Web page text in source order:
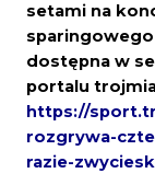
setami na
sparingowego
dostępna w
portalu
https://
rozgrywa-
razie-